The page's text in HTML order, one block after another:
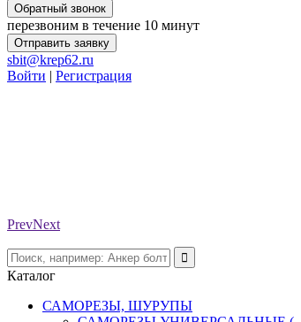
Обратный звонок
перезвоним в течение 10 минут
Отправить заявку
sbit@krep62.ru
Войти | Регистрация
PrevNext
Каталог
САМОРЕЗЫ, ШУРУПЫ